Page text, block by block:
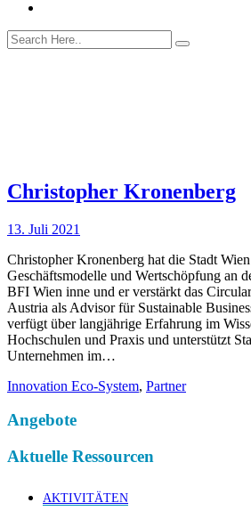
Christopher Kronenberg
13. Juli 2021
Christopher Kronenberg hat die Stadt
Geschäftsmodelle und Wertschöpfung an
BFI Wien inne und er verstärkt das
Austria als Advisor für Sustainable
verfügt über langjährige Erfahrung im
Hochschulen und Praxis und unterstützt
Unternehmen im…
Innovation Eco-System, Partner
Angebote
Aktuelle Ressourcen
AKTIVITÄTEN